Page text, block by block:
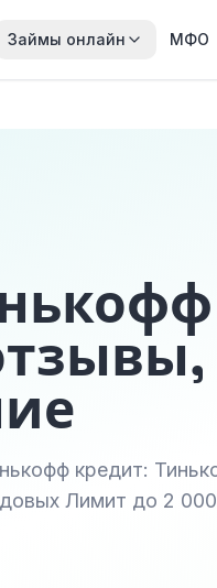
Займы онлайн МФО
кредит:
Лимит до 2